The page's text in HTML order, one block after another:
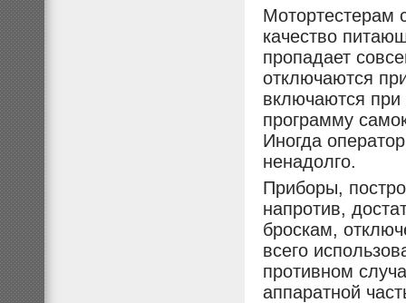
Мотортестерам
качество
пропадает
отключаются
включаются при
программу
Иногда
ненадолго.
Приборы,
напротив,
броскам,
всего
противном
аппаратной